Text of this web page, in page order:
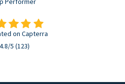
on Capterra
4.8/5 (123)